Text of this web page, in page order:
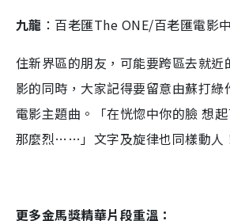
九龍 ：百老匯The ONE/百老匯電影
住新界區的朋友，可能要跨區去就近
影的同時，大家記得要留意由蘇打綠
電影主題曲。「在恍惚中你的臉 想
那麼烈……」文字及旋律也同樣動人
更多金馬獎精華片段重溫：